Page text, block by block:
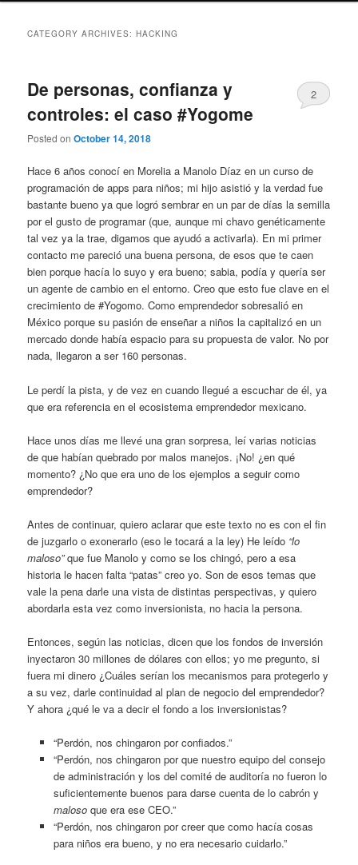
CATEGORY ARCHIVES:HACKING
De personas, confianza y
controles: el caso #Yogome
Posted onOctober 14, 2018
2
Hace 6 años conocí en Morelia a Manolo Díaz en un curso de
programación de apps para niños; mi hijo asistió y la verdad fue
bastante bueno ya que logró sembrar en un par de días la semilla
por el gusto de programar (que, aunque mi chavo genéticamente
tal vez ya la trae, digamos que ayudó a activarla). En mi primer
contacto me pareció una buena persona, de esos que te caen
bien porque hacía lo suyo y era bueno; sabia, podía y quería ser
un agente de cambio en el entorno. Creo que esto fue clave en el
crecimiento de #Yogomo. Como emprendedor sobresalió en
México porque su pasión de enseñar a niños la capitalizó en un
mercado donde había espacio para su propuesta de valor. No por
nada, llegaron a ser 160 personas.
Le perdí la pista, y de vez en cuando llegué a escuchar de él, ya
que era referencia en el ecosistema emprendedor mexicano.
Hace unos días me llevé una gran sorpresa, leí varias noticias
de que habían quebrado por malos manejos. ¡No! ¿en qué
momento? ¿No que era uno de los ejemplos a seguir como
emprendedor?
Antes de continuar, quiero aclarar que este texto no es con el fin
de juzgarlo o exonerarlo (eso le tocará a la ley) He leído “lo
maloso”que fue Manolo y como se los chingó, pero a esa
historia le hacen falta “patas” creo yo. Son de esos temas que
vale la pena darle una vista de distintas perspectivas, y quiero
abordarla esta vez como inversionista, no hacia la persona.
Entonces, según las noticias, dicen que los fondos de inversión
inyectaron 30 millones de dólares con ellos; yo me pregunto, si
fuera mi dinero ¿Cuáles serían los mecanismos para protegerlo y
a su vez, darle continuidad al plan de negocio del emprendedor?
Y ahora ¿qué le va a decir el fondo a los inversionistas?
“Perdón, nos chingaron por confiados.”
“Perdón, nos chingaron por que nuestro equipo del consejo
de administración y los del comité de auditoría no fueron lo
suficientemente buenos para darse cuenta de lo cabrón y
malosoque era ese CEO.”
“Perdón, nos chingaron por creer que como hacía cosas
para niños era bueno, y no era necesario cuidarlo.”